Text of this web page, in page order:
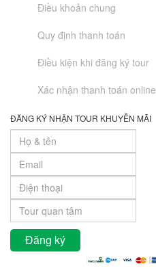
Điều khoản chung
Quy định thanh toán
Điều kiện khi đăng ký tour
Xác nhận thanh toán online
ĐĂNG KÝ NHẬN TOUR KHUYỄN MÃI